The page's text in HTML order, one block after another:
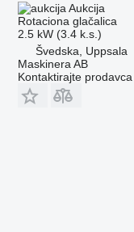
Aukcija
Rotaciona glačalica
2.5 kW (3.4 k.s.)
Švedska, Uppsala
Maskinera AB
Kontaktirajte prodavca